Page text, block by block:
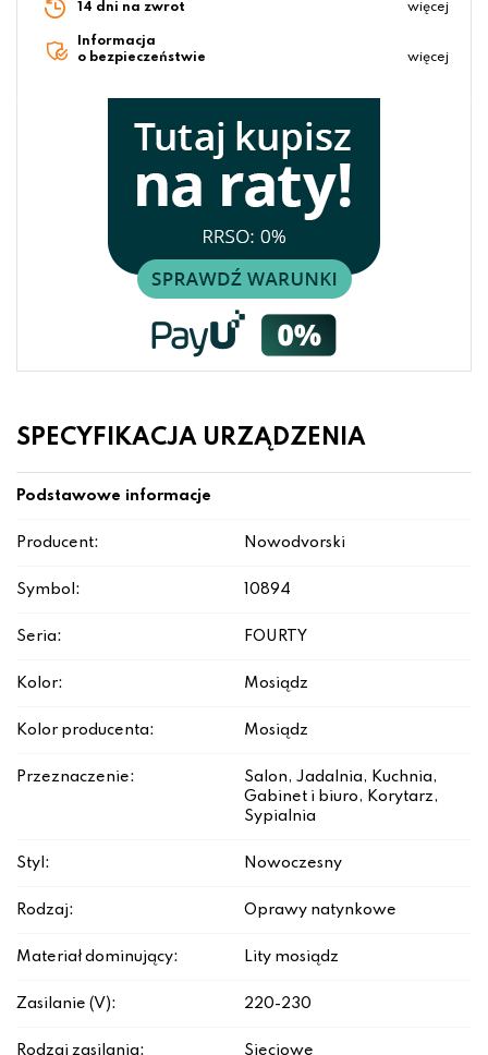
14 dni na zwrot więcej
Informacja
o bezpieczeństwie
więcej
SPECYFIKACJA URZĄDZENIA
Podstawowe informacje
Producent: Nowodvorski
Symbol: 10894
Seria: FOURTY
Kolor: Mosiądz
Kolor producenta: Mosiądz
Przeznaczenie:
Salon, Jadalnia, Kuchnia,
Gabinet i biuro, Korytarz,
Sypialnia
Styl: Nowoczesny
Rodzaj: Oprawy natynkowe
Materiał dominujący: Lity mosiądz
Zasilanie (V): 220-230
Rodzaj zasilania: Sieciowe